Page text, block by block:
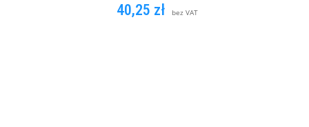
40,25 zł bez VAT